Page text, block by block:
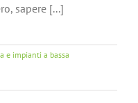
sapere [...]
e impianti a bassa